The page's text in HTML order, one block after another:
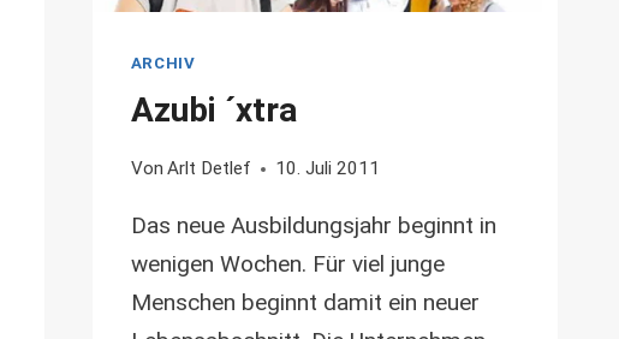
ARCHIV
Azubi ´xtra
Von Arlt Detlef 10. Juli 2011
Das neue Ausbildungsjahr beginnt in
wenigen Wochen. Für viel junge
Menschen beginnt damit ein neuer